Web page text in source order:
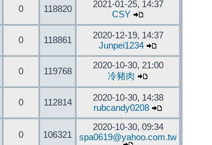
0 118820
2021-01-25, 14:37
CSY
0 118861
2020-12-19, 14:37
Junpei1234
0 119768
2020-10-30, 21:00
冷豬肉
0 112814
2020-10-30, 14:38
rubcandy0208
0 106321
2020-10-30, 09:34
spa0619@yahoo.com.tw